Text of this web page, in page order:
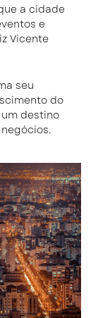
a cidade
e
Vicente
seu
do
destino